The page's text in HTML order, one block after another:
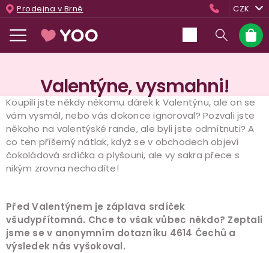
Přejít
na
obsah
Prodejna v Brně CZK
košík
Valentýne, vysmahni!
Koupili jste někdy někomu dárek k Valentýnu, ale on se
vám vysmál, nebo vás dokonce ignoroval? Pozvali jste
někoho na valentýské rande, ale byli jste odmítnuti? A
co ten příšerný nátlak, když se v obchodech objeví
čokoládová srdíčka a plyšouni, ale vy sakra přece s
nikým zrovna nechodíte!
Před Valentýnem je záplava srdíček
všudypřítomná. Chce to však vůbec někdo? Zeptali
jsme se v anonymním dotazníku 4614 Čechů a
výsledek nás vyšokoval.